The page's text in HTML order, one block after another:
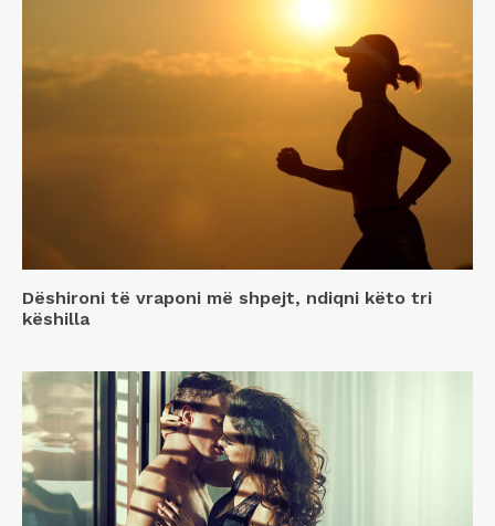
Dëshironi të vraponi më shpejt, ndiqni këto tri
këshilla